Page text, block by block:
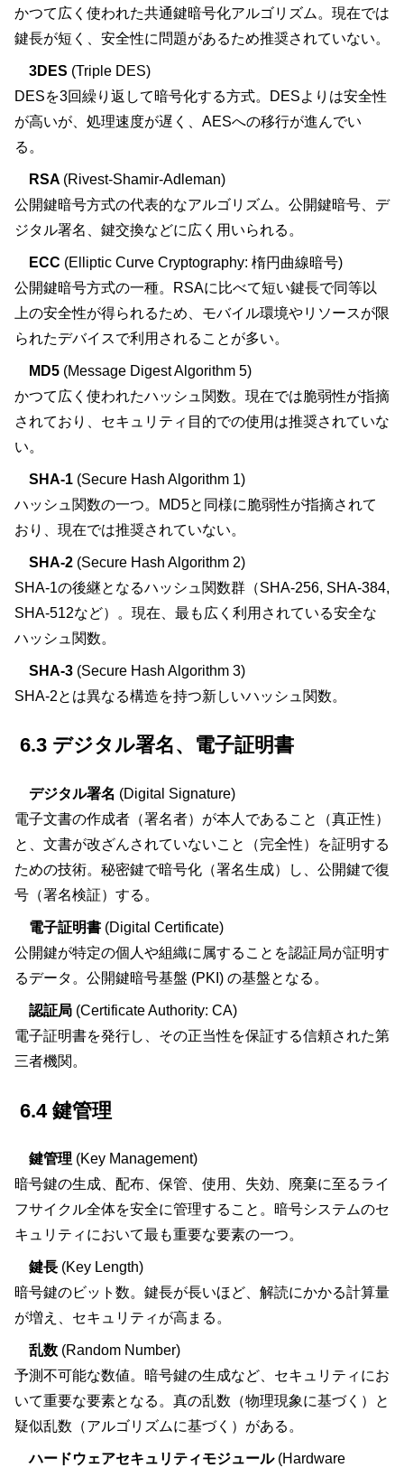
かつて広く使われた共通鍵暗号化アルゴリズム。現在では
鍵長が短く、安全性に問題があるため推奨されていない。
3DES (Triple DES)
DESを3回繰り返して暗号化する方式。DESよりは安全性
が高いが、処理速度が遅く、AESへの移行が進んでい
る。
RSA (Rivest-Shamir-Adleman)
公開鍵暗号方式の代表的なアルゴリズム。公開鍵暗号、デ
ジタル署名、鍵交換などに広く用いられる。
ECC (Elliptic Curve Cryptography: 楕円曲線暗号)
公開鍵暗号方式の一種。RSAに比べて短い鍵長で同等以
上の安全性が得られるため、モバイル環境やリソースが限
られたデバイスで利用されることが多い。
MD5 (Message Digest Algorithm 5)
かつて広く使われたハッシュ関数。現在では脆弱性が指摘
されており、セキュリティ目的での使用は推奨されていな
い。
SHA-1 (Secure Hash Algorithm 1)
ハッシュ関数の一つ。MD5と同様に脆弱性が指摘されて
おり、現在では推奨されていない。
SHA-2 (Secure Hash Algorithm 2)
SHA-1の後継となるハッシュ関数群（SHA-256, SHA-384,
SHA-512など）。現在、最も広く利用されている安全な
ハッシュ関数。
SHA-3 (Secure Hash Algorithm 3)
SHA-2とは異なる構造を持つ新しいハッシュ関数。
6.3 デジタル署名、電子証明書
デジタル署名 (Digital Signature)
電子文書の作成者（署名者）が本人であること（真正性）
と、文書が改ざんされていないこと（完全性）を証明する
ための技術。秘密鍵で暗号化（署名生成）し、公開鍵で復
号（署名検証）する。
電子証明書 (Digital Certificate)
公開鍵が特定の個人や組織に属することを認証局が証明す
るデータ。公開鍵暗号基盤 (PKI) の基盤となる。
認証局 (Certificate Authority: CA)
電子証明書を発行し、その正当性を保証する信頼された第
三者機関。
6.4 鍵管理
鍵管理 (Key Management)
暗号鍵の生成、配布、保管、使用、失効、廃棄に至るライ
フサイクル全体を安全に管理すること。暗号システムのセ
キュリティにおいて最も重要な要素の一つ。
鍵長 (Key Length)
暗号鍵のビット数。鍵長が長いほど、解読にかかる計算量
が増え、セキュリティが高まる。
乱数 (Random Number)
予測不可能な数値。暗号鍵の生成など、セキュリティにお
いて重要な要素となる。真の乱数（物理現象に基づく）と
疑似乱数（アルゴリズムに基づく）がある。
ハードウェアセキュリティモジュール (Hardware